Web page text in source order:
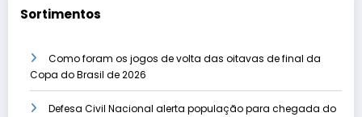
Sortimentos
Como foram os jogos de volta das oitavas de final da
Copa do Brasil de 2026
Defesa Civil Nacional alerta população para chegada do